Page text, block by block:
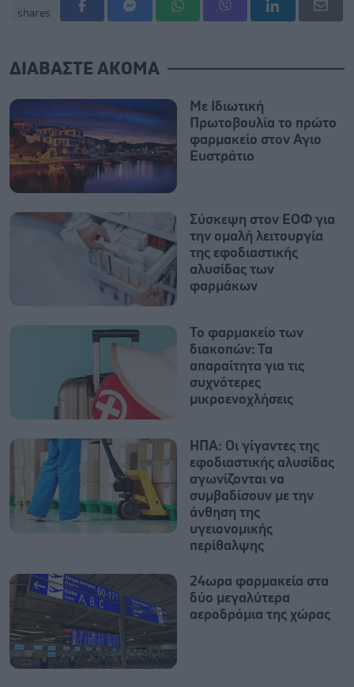
shares
ΔΙΑΒΑΣΤΕ ΑΚΟΜΑ
Με Ιδιωτική
Πρωτοβουλία το πρώτο
φαρμακείο στον Αγιο
Ευστράτιο
Σύσκεψη στον ΕΟΦ για
την ομαλή λειτουργία
της εφοδιαστικής
αλυσίδας των
φαρμάκων
Το φαρμακείο των
διακοπών: Τα
απαραίτητα για τις
συχνότερες
μικροενοχλήσεις
ΗΠΑ: Οι γίγαντες της
εφοδιαστικής αλυσίδας
αγωνίζονται να
συμβαδίσουν με την
άνθηση της
υγειονομικής
περίθαλψης
24ωρα φαρμακεία στα
δύο μεγαλύτερα
αεροδρόμια της χώρας